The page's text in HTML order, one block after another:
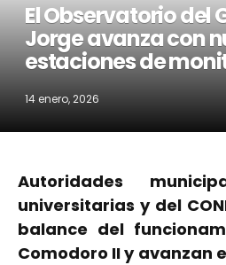
El Observatorio del
Jorge avanza con
estaciones de
14 enero, 2026
Autoridades
universitarias y del
balance del
Comodoro II y avanzan